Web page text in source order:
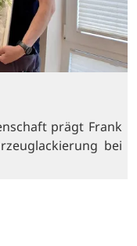
prägt Frank
bei